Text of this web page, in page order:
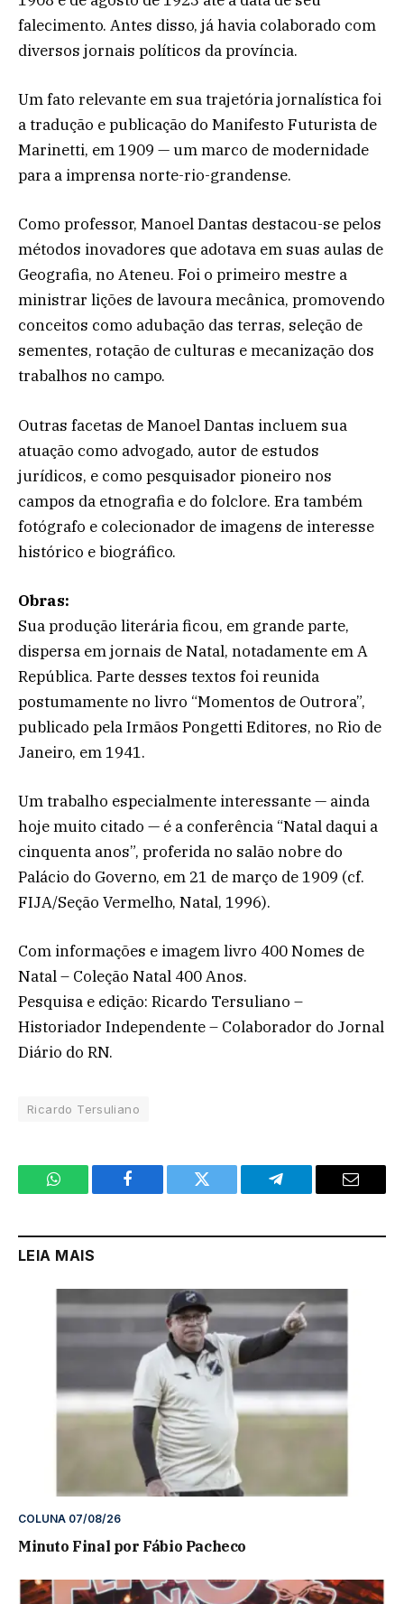
falecimento. Antes disso, já havia colaborado com
diversos jornais políticos da província.
Um fato relevante em sua trajetória jornalística foi
a tradução e publicação do Manifesto Futurista de
Marinetti, em 1909 — um marco de modernidade
para a imprensa norte-rio-grandense.
Como professor, Manoel Dantas destacou-se pelos
métodos inovadores que adotava em suas aulas de
Geografia, no Ateneu. Foi o primeiro mestre a
ministrar lições de lavoura mecânica, promovendo
conceitos como adubação das terras, seleção de
sementes, rotação de culturas e mecanização dos
trabalhos no campo.
Outras facetas de Manoel Dantas incluem sua
atuação como advogado, autor de estudos
jurídicos, e como pesquisador pioneiro nos
campos da etnografia e do folclore. Era também
fotógrafo e colecionador de imagens de interesse
histórico e biográfico.
Obras:
Sua produção literária ficou, em grande parte,
dispersa em jornais de Natal, notadamente em A
República. Parte desses textos foi reunida
postumamente no livro “Momentos de Outrora”,
publicado pela Irmãos Pongetti Editores, no Rio de
Janeiro, em 1941.
Um trabalho especialmente interessante — ainda
hoje muito citado — é a conferência “Natal daqui a
cinquenta anos”, proferida no salão nobre do
Palácio do Governo, em 21 de março de 1909 (cf.
FIJA/Seção Vermelho, Natal, 1996).
Com informações e imagem livro 400 Nomes de
Natal – Coleção Natal 400 Anos.
Pesquisa e edição: Ricardo Tersuliano –
Historiador Independente – Colaborador do Jornal
Diário do RN.
Ricardo Tersuliano
WhatsApp Facebook Twitter Telegram Email
LEIA MAIS
COLUNA 07/08/26
Minuto Final por Fábio Pacheco